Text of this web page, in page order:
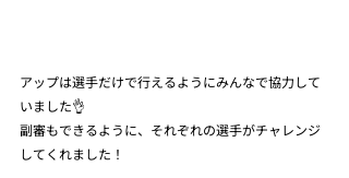
アップは選手だけで行えるようにみんなで協力して
いました👌
副審もできるように、それぞれの選手がチャレンジ
してくれました！